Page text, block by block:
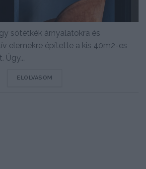
sötétkék árnyalatokra és
elemekre építette a kis 40m2-es
Úgy...
ELOLVASOM